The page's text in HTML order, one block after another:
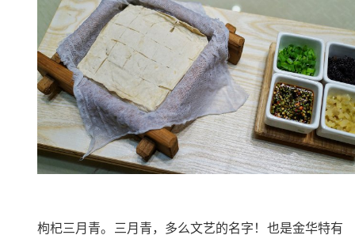
枸杞三月青。三月青，多么文艺的名字！也是金华特有